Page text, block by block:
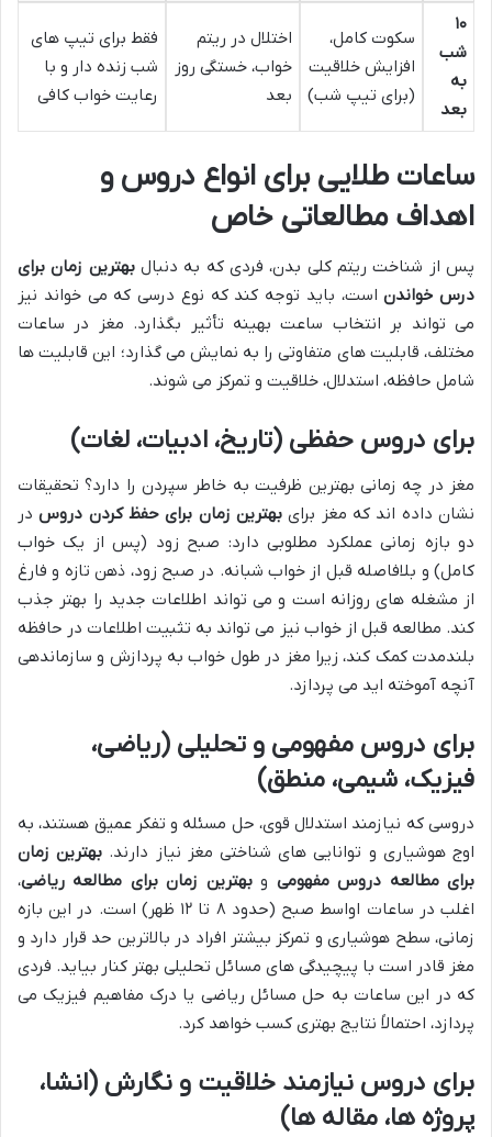
۱۰
شب
به
بعد
سکوت کامل،
افزایش خلاقیت
(برای تیپ شب)
اختلال در ریتم
خواب، خستگی روز
بعد
فقط برای تیپ های
شب زنده دار و با
رعایت خواب کافی
ساعات طلایی برای انواع دروس و
اهداف مطالعاتی خاص
پس از شناخت ریتم کلی بدن، فردی که به دنبالبهترین زمان برای
درس خواندناست، باید توجه کند که نوع درسی که می خواند نیز
می تواند بر انتخاب ساعت بهینه تأثیر بگذارد. مغز در ساعات
مختلف، قابلیت های متفاوتی را به نمایش می گذارد؛ این قابلیت ها
شامل حافظه، استدلال، خلاقیت و تمرکز می شوند.
برای دروس حفظی (تاریخ، ادبیات، لغات)
مغز در چه زمانی بهترین ظرفیت به خاطر سپردن را دارد؟ تحقیقات
نشان داده اند که مغز برای بهترین زمان برای حفظ کردن دروسدر
دو بازه زمانی عملکرد مطلوبی دارد: صبح زود (پس از یک خواب
کامل) و بلافاصله قبل از خواب شبانه. در صبح زود، ذهن تازه و فارغ
از مشغله های روزانه است و می تواند اطلاعات جدید را بهتر جذب
کند. مطالعه قبل از خواب نیز می تواند به تثبیت اطلاعات در حافظه
بلندمدت کمک کند، زیرا مغز در طول خواب به پردازش و سازماندهی
آنچه آموخته اید می پردازد.
برای دروس مفهومی و تحلیلی (ریاضی،
فیزیک، شیمی، منطق)
دروسی که نیازمند استدلال قوی، حل مسئله و تفکر عمیق هستند، به
اوج هوشیاری و توانایی های شناختی مغز نیاز دارند. بهترین زمان
برای مطالعه دروس مفهومی وبهترین زمان برای مطالعه ریاضی،
اغلب در ساعات اواسط صبح (حدود ۸ تا ۱۲ ظهر) است. در این بازه
زمانی، سطح هوشیاری و تمرکز بیشتر افراد در بالاترین حد قرار دارد و
مغز قادر است با پیچیدگی های مسائل تحلیلی بهتر کنار بیاید. فردی
که در این ساعات به حل مسائل ریاضی یا درک مفاهیم فیزیک می
پردازد، احتمالاً نتایج بهتری کسب خواهد کرد.
برای دروس نیازمند خلاقیت و نگارش (انشا،
پروژه ها، مقاله ها)